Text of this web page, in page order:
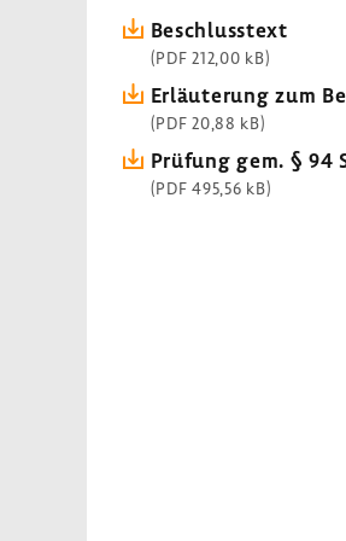
Beschluss­text
(PDF 212,00 kB)
Erläu­te­rung zum
(PDF 20,88 kB)
Prüfung gem. § 94
(PDF 495,56 kB)